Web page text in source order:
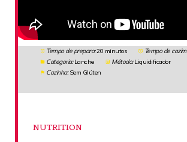
Tempo de preparo:20 minutos Tempo de
Categoria: Lanche Método: Liquidificador
Cozinha: Sem Glúten
NUTRITION